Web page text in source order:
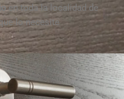
en toda la localidad de
lo necesite